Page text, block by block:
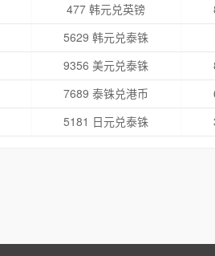
477 韩元兑英镑
5629 韩元兑泰铢
9356 美元兑泰铢
7689 泰铢兑港币
5181 日元兑泰铢